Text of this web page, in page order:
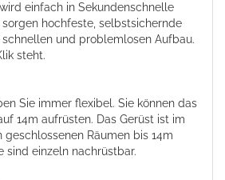
einfach in Sekundenschnelle
hochfeste, selbstsichernde
und problemlosen Aufbau.
steht.
Sie immer flexibel. Sie können das
14m aufrüsten. Das Gerüst ist im
geschlossenen Räumen bis 14m
sind einzeln nachrüstbar.